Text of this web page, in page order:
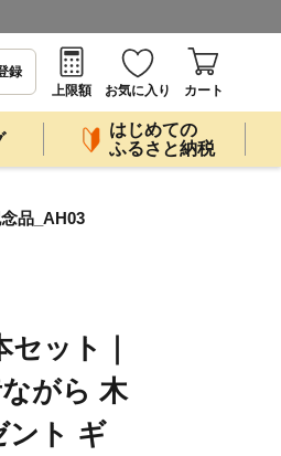
録
上限額
お気に入り カート
はじめての
ふるさと納税
品_AH03
ット｜
がら 木
ント ギ